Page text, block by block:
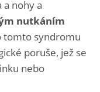
nohy a
nutkáním
tomto syndromu
poruše, jež se
nebo